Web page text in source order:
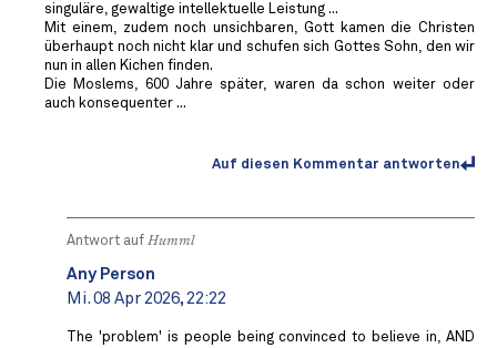
singuläre, gewaltige intellektuelle Leistung ...
Mit einem, zudem noch unsichbaren, Gott kamen die Christen
überhaupt noch nicht klar und schufen sich Gottes Sohn, den wir
nun in allen Kichen finden.
Die Moslems, 600 Jahre später, waren da schon weiter oder
auch konsequenter ...
Auf diesen Kommentar antworten
Antwort auf Humml
Any Person
Mi. 08 Apr 2026, 22:22
The 'problem' is people being convinced to believe in, AND